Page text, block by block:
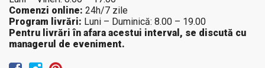
Comenzi online: 24h/7 zile
Program livrări: Luni – Duminică: 8.00 – 19.00
Pentru livrări în afara acestui interval, se discută cu
managerul de eveniment.